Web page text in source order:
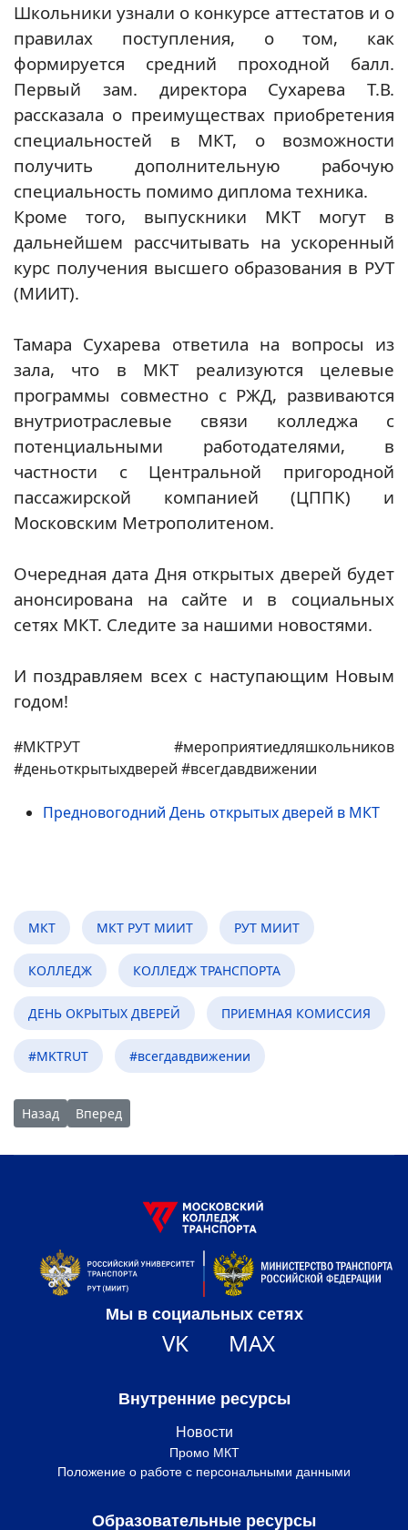
Школьники узнали о конкурсе аттестатов и о
правилах поступления, о том, как
формируется средний проходной балл.
Первый зам. директора Сухарева Т.В.
рассказала о преимуществах приобретения
специальностей в МКТ, о возможности
получить дополнительную рабочую
специальность помимо диплома техника.
Кроме того, выпускники МКТ могут в
дальнейшем рассчитывать на ускоренный
курс получения высшего образования в РУТ
(МИИТ).
Тамара Сухарева ответила на вопросы из
зала, что в МКТ реализуются целевые
программы совместно с РЖД, развиваются
внутриотраслевые связи колледжа с
потенциальными работодателями, в
частности с Центральной пригородной
пассажирской компанией (ЦППК) и
Московским Метрополитеном.
Очередная дата Дня открытых дверей будет
анонсирована на сайте и в социальных
сетях МКТ. Следите за нашими новостями.
И поздравляем всех с наступающим Новым
годом!
#МКТРУТ #мероприятиедляшкольников
#деньоткрытыхдверей #всегдавдвижении
Предновогодний День открытых дверей в МКТ
МКТ МКТ РУТ МИИТ РУТ МИИТ
КОЛЛЕДЖ КОЛЛЕДЖ ТРАНСПОРТА
ДЕНЬ ОКРЫТЫХ ДВЕРЕЙ ПРИЕМНАЯ КОМИССИЯ
#MKTRUT #всегдавдвижении
Предыдущий: МКТ в журнале «Движение»
Назад Следующий: Поздравляем олимпийцев точной
Вперед
Мы в социальных сетях
VK MAX
Внутренние ресурсы
Новости
Промо МКТ
Положение о работе с персональными данными
Образовательные ресурсы